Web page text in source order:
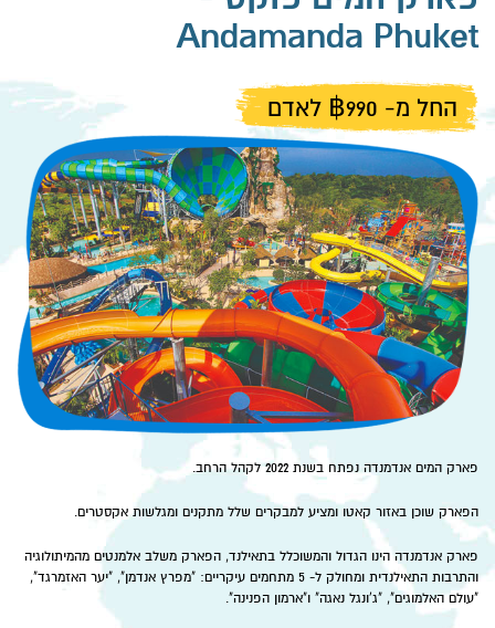
Andamanda Phuket
החל מ- ฿990 לאדם
פארק המים אנדמנדה נפתח בשנת 2022 לקהל הרחב.
הפארק שוכן באזור קאטו ומציע למבקרים שלל מתקנים ומגלשות אקסטרים.
פארק אנדמנדה הינו הגדול והמשוכלל בתאילנד, הפארק משלב אלמנטים מהמיתולוגיה
והתרבות התאילנדית ומחולק ל- 5 מתחמים עיקריים: "מפרץ אנדמן", "יער האזמרגד",
"עולם האלמוגים", "ג'ונגל נאגה" ו"ארמון הפנינה".